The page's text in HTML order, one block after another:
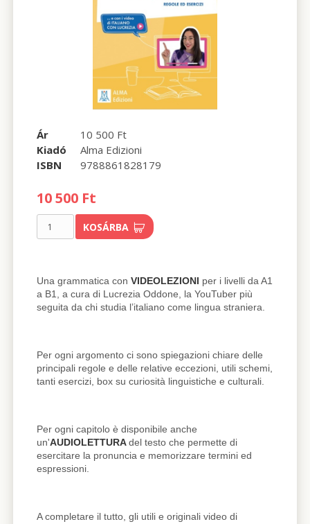
Ár
10 500 Ft
Kiadó
Alma Edizioni
ISBN
9788861828179
10 500 Ft
KOSÁRBA
Una grammatica con VIDEOLEZIONI per i livelli da A1
a B1, a cura di Lucrezia Oddone, la YouTuber più
seguita da chi studia l’italiano come lingua straniera.
Per ogni argomento ci sono spiegazioni chiare delle
principali regole e delle relative eccezioni, utili schemi,
tanti esercizi, box su curiosità linguistiche e culturali.
Per ogni capitolo è disponibile anche
un'AUDIOLETTURAdel testo che permette di
esercitare la pronuncia e memorizzare termini ed
espressioni.
A completare il tutto, gli utili e originali video di